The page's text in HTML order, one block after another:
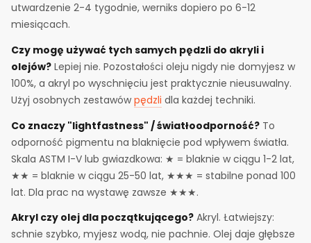
utwardzenie 2-4 tygodnie, werniks dopiero po 6-12
miesiącach.
Czy mogę używać tych samych pędzli do akryli i
olejów? Lepiej nie. Pozostałości oleju nigdy nie domyjesz w
100%, a akryl po wyschnięciu jest praktycznie nieusuwalny.
Użyj osobnych zestawówpędzli dla każdej techniki.
Co znaczy "lightfastness" / światłoodporność? To
odporność pigmentu na blaknięcie pod wpływem światła.
Skala ASTM I-V lub gwiazdkowa: ★ = blaknie w ciągu 1-2 lat,
★★ = blaknie w ciągu 25-50 lat, ★★★ = stabilne ponad 100
lat. Dla prac na wystawę zawsze ★★★.
Akryl czy olej dla początkującego? Akryl. Łatwiejszy:
schnie szybko, myjesz wodą, nie pachnie. Olej daje głębsze